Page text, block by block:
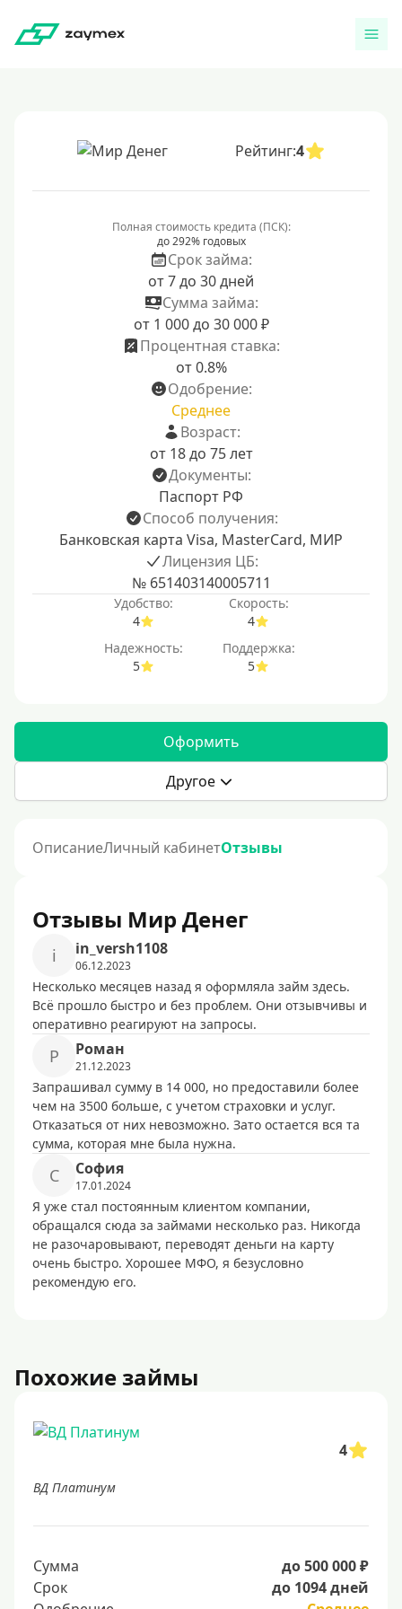
Рейтинг:4
Полная стоимость кредита (ПСК):
до 292% годовых
Срок займа:
от 7 до 30 дней
Сумма займа:
от 1 000 до 30 000 ₽
Процентная ставка:
от 0.8%
Одобрение:
Среднее
Возраст:
от 18 до 75 лет
Документы:
Паспорт РФ
Способ получения:
Банковская карта Visa, MasterCard, МИР
Лицензия ЦБ:
№ 651403140005711
Удобство:
4
Скорость:
4
Надежность:
5
Поддержка:
5
Оформить
Другое
ОписаниеЛичный кабинетОтзывы
Отзывы Мир Денег
i in_versh1108
06.12.2023
Несколько месяцев назад я оформляла займ здесь.
Всё прошло быстро и без проблем. Они отзывчивы и
оперативно реагируют на запросы.
P Poмaн
21.12.2023
Запрашивал сумму в 14 000, но предоставили более
чем на 3500 больше, с учетом страховки и услуг.
Отказаться от них невозможно. Зато остается вся та
сумма, которая мне была нужна.
С София
17.01.2024
Я уже стал постоянным клиентом компании,
обращался сюда за займами несколько раз. Никогда
не разочаровывают, переводят деньги на карту
очень быстро. Хорошее МФО, я безусловно
рекомендую его.
Похожие займы
4
ВД Платинум
Сумма
до 500 000 ₽
Срок
до 1094 дней